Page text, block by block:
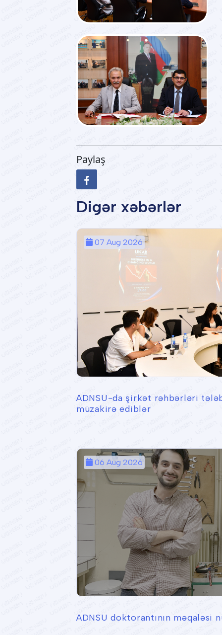
Paylaş
Digər xəbərlər
07 Aug 2026
ADNSU-da şirkət rəhbərləri
müzakirə ediblər
06 Aug 2026
ADNSU doktorantının məqaləsi